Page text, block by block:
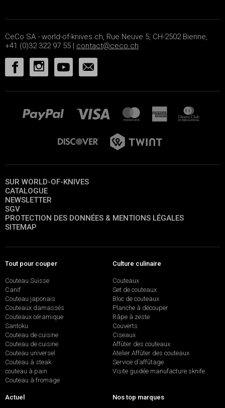
CeCo SA - world-of-knives.ch, Rue Neuve 5, CH-2502 Bienne,
+41 (0)32 322 97 55 | contact@ceco.ch
SUR WORLD-OF-KNIVES
CATALOGUE
NEWSLETTER
SGV
PROTECTION DES DONNÉES & MENTIONS LÉGALES
SITEMAP
Tout pour couper
Couteau Suisse
Canif
Couteau japonais
Couteaux damassés
Couteaux céramique
Santoku
Couteau de cuisine
Couteau de cuisine
Couteau universel
Couteau à steak
couteau à pain
Couteau à fromage
Culture culinaire
Couteaux
Set de couteaux
Bloc de couteaux
Planche à découper
Râpe à zeste
Couverts
Ciseaux
Affûter des couteaux
Atelier Affûter des couteaux
Service d’affûtage
Visite guidée manufacture sknife
Actuel Nos top marques